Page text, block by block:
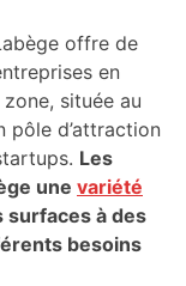
offre de
en
située au
pôle d’attraction
Les
une variété
surfaces à des
besoins